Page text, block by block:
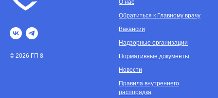
© 2026 ГП 8
О нас
Обратиться к Главному врачу
Вакансии
Надзорные организации
Нормативные документы
Новости
Правила внутреннего
распорядка